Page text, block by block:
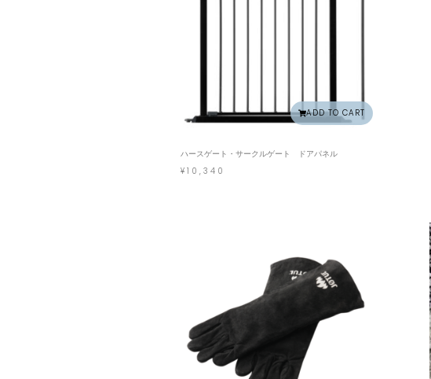
ADD TO CART
ハースゲート・サークルゲート ドアパネル
¥ 10,340